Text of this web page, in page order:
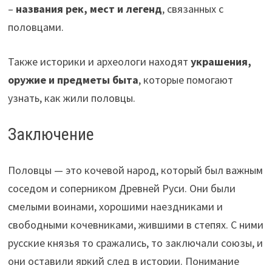
– названия рек, мест и легенд, связанных с
половцами.
Также историки и археологи находят украшения,
оружие и предметы быта, которые помогают
узнать, как жили половцы.
Заключение
Половцы — это кочевой народ, который был важным
соседом и соперником Древней Руси. Они были
смелыми воинами, хорошими наездниками и
свободными кочевниками, жившими в степях. С ними
русские князья то сражались, то заключали союзы, и
они оставили яркий след в истории. Понимание